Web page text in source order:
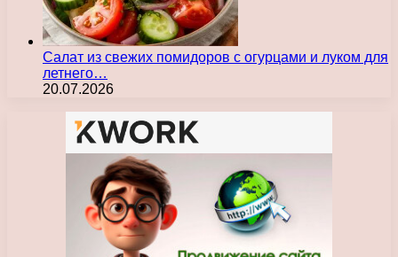
Салат из свежих помидоров с огурцами и луком для
летнего…
20.07.2026